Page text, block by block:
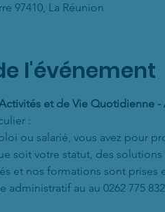
97410, La Réunion
l'événement
et de Vie Quotidienne
:
ou salarié, vous avez pour
soit votre statut, des
et nos formations sont prises
administratif au au 0262 775